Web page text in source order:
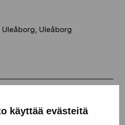
käyttää evästeitä
Uleåborg